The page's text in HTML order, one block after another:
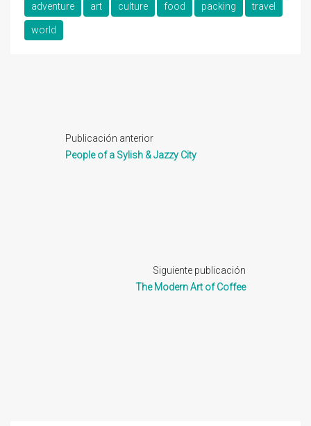
adventure art culture food packing travel
world
Publicación anterior
People of a Sylish & Jazzy City
Siguiente publicación
The Modern Art of Coffee